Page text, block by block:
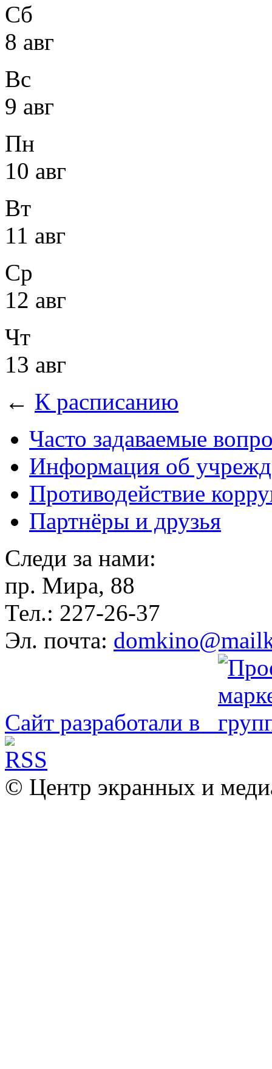
Сб
8 авг
Вс
9 авг
Пн
10 авг
Вт
11 авг
Ср
12 авг
Чт
13 авг
← К расписанию
Часто задаваемые
Информация об
Противодействие
Партнёры и друзья
Следи за нами:
пр. Мира, 88
Тел.: 227-26-37
Эл. почта:
Сайт разработали в
© Центр экранных и